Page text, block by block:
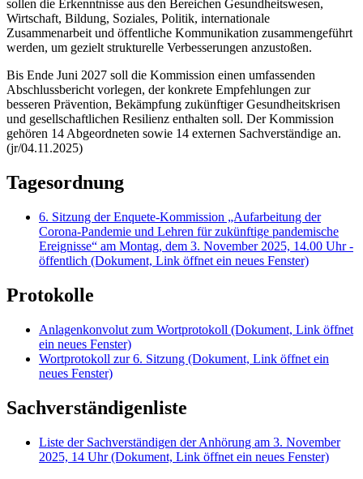
sollen die Erkenntnisse aus den Bereichen Gesundheitswesen,
Wirtschaft, Bildung, Soziales, Politik, internationale
Zusammenarbeit und öffentliche Kommunikation zusammengeführt
werden, um gezielt strukturelle Verbesserungen anzustoßen.
Bis Ende Juni 2027 soll die Kommission einen umfassenden
Abschlussbericht vorlegen, der konkrete Empfehlungen zur
besseren Prävention, Bekämpfung zukünftiger Gesundheitskrisen
und gesellschaftlichen Resilienz enthalten soll. Der Kommission
gehören 14 Abgeordneten sowie 14 externen Sachverständige an.
(jr/04.11.2025)
Tagesordnung
6. Sitzung der Enquete-Kommission „Aufarbeitung der
Corona-Pandemie und Lehren für zukünftige pandemische
Ereignisse“ am Montag, dem 3. November 2025, 14.00 Uhr -
öffentlich (Dokument, Link öffnet ein neues Fenster)
Protokolle
Anlagenkonvolut zum Wortprotokoll (Dokument, Link öffnet
ein neues Fenster)
Wortprotokoll zur 6. Sitzung (Dokument, Link öffnet ein
neues Fenster)
Sachverständigenliste
Liste der Sachverständigen der Anhörung am 3. November
2025, 14 Uhr(Dokument, Link öffnet ein neues Fenster)